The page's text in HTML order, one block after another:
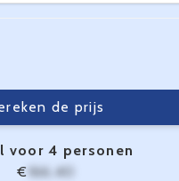
de prijs
voor 4 personen
€ 166,40